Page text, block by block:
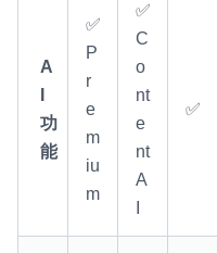
A
功
能
✅
P
r
e
m
iu
m
✅
C
o
nt
e
nt
A
✅